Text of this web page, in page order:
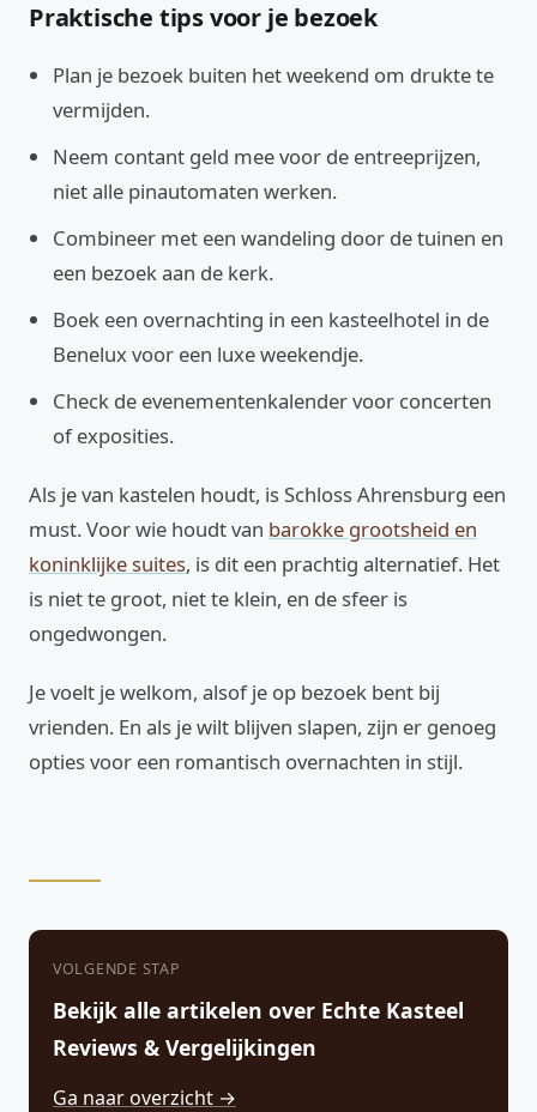
Praktische tips voor je bezoek
Plan je bezoek buiten het weekend om drukte te
vermijden.
Neem contant geld mee voor de entreeprijzen,
niet alle pinautomaten werken.
Combineer met een wandeling door de tuinen en
een bezoek aan de kerk.
Boek een overnachting in een kasteelhotel in de
Benelux voor een luxe weekendje.
Check de evenementenkalender voor concerten
of exposities.
Als je van kastelen houdt, is Schloss Ahrensburg een
must. Voor wie houdt van barokke grootsheid en
koninklijke suites, is dit een prachtig alternatief. Het
is niet te groot, niet te klein, en de sfeer is
ongedwongen.
Je voelt je welkom, alsof je op bezoek bent bij
vrienden. En als je wilt blijven slapen, zijn er genoeg
opties voor een romantisch overnachten in stijl.
VOLGENDE STAP
Bekijk alle artikelen over Echte Kasteel
Reviews & Vergelijkingen
Ga naar overzicht →